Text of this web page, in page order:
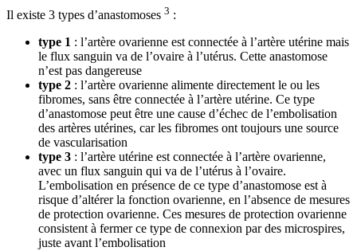
Il existe 3 types d’anastomoses 3 :
type 1 : l’artère ovarienne est connectée à l’artère utérine mais
le flux sanguin va de l’ovaire à l’utérus. Cette anastomose
n’est pas dangereuse
type 2 : l’artère ovarienne alimente directement le ou les
fibromes, sans être connectée à l’artère utérine. Ce type
d’anastomose peut être une cause d’échec de l’embolisation
des artères utérines, car les fibromes ont toujours une source
de vascularisation
type 3 : l’artère utérine est connectée à l’artère ovarienne,
avec un flux sanguin qui va de l’utérus à l’ovaire.
L’embolisation en présence de ce type d’anastomose est à
risque d’altérer la fonction ovarienne, en l’absence de mesures
de protection ovarienne. Ces mesures de protection ovarienne
consistent à fermer ce type de connexion par des microspires,
juste avant l’embolisation